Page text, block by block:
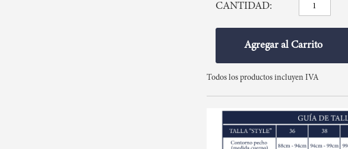
CANTIDAD
Agregar al Carrito
Todos los productos incluyen IVA